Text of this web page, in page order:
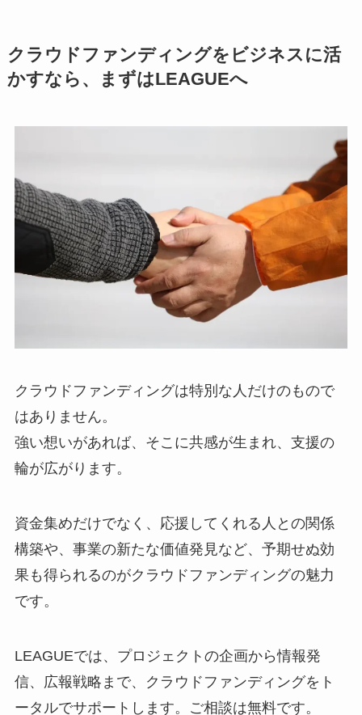
クラウドファンディングをビジネスに活
かすなら、まずはLEAGUEへ
クラウドファンディングは特別な人だけのもので
はありません。
強い想いがあれば、そこに共感が生まれ、支援の
輪が広がります。
資金集めだけでなく、応援してくれる人との関係
構築や、事業の新たな価値発見など、予期せぬ効
果も得られるのがクラウドファンディングの魅力
です。
LEAGUEでは、プロジェクトの企画から情報発
信、広報戦略まで、クラウドファンディングをト
ータルでサポートします。ご相談は無料です。